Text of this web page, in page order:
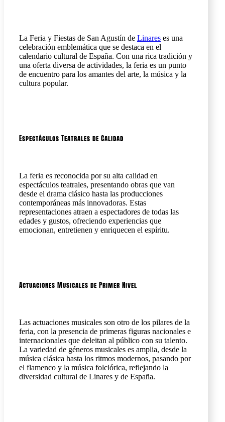
La Feria y Fiestas de San Agustín de Linares es una
celebración emblemática que se destaca en el
calendario cultural de España. Con una rica tradición y
una oferta diversa de actividades, la feria es un punto
de encuentro para los amantes del arte, la música y la
cultura popular.
Espectáculos Teatrales de Calidad
La feria es reconocida por su alta calidad en
espectáculos teatrales, presentando obras que van
desde el drama clásico hasta las producciones
contemporáneas más innovadoras. Estas
representaciones atraen a espectadores de todas las
edades y gustos, ofreciendo experiencias que
emocionan, entretienen y enriquecen el espíritu.
Actuaciones Musicales de Primer Nivel
Las actuaciones musicales son otro de los pilares de la
feria, con la presencia de primeras figuras nacionales e
internacionales que deleitan al público con su talento.
La variedad de géneros musicales es amplia, desde la
música clásica hasta los ritmos modernos, pasando por
el flamenco y la música folclórica, reflejando la
diversidad cultural de Linares y de España.